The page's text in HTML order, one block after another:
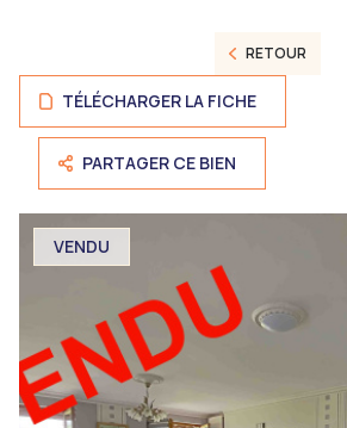
RETOUR
TÉLÉCHARGER LA FICHE
PARTAGER CE BIEN
VENDU